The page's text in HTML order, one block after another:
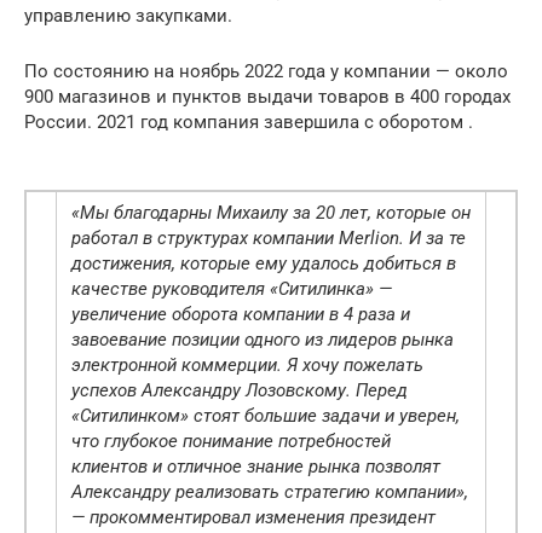
управлению закупками.
По состоянию на ноябрь 2022 года у компании — около
900 магазинов и пунктов выдачи товаров в 400 городах
России. 2021 год компания завершила с оборотом .
«Мы благодарны Михаилу за 20 лет, которые он
работал в структурах компании Merlion. И за те
достижения, которые ему удалось добиться в
качестве руководителя «Ситилинка» —
увеличение оборота компании в 4 раза и
завоевание позиции одного из лидеров рынка
электронной коммерции. Я хочу пожелать
успехов Александру Лозовскому. Перед
«Ситилинком» стоят большие задачи и уверен,
что глубокое понимание потребностей
клиентов и отличное знание рынка позволят
Александру реализовать стратегию компании»,
— прокомментировал изменения президент